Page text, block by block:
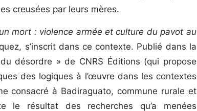
creusées par leurs mères.
un mort : violence armée et culture du pavot au
s’inscrit dans ce contexte. Publié dans la
désordre » de CNRS Éditions (qui propose
des logiques à l’œuvre dans les contextes
consacré à Badiraguato, commune rurale et
le résultat des recherches qu’a menées